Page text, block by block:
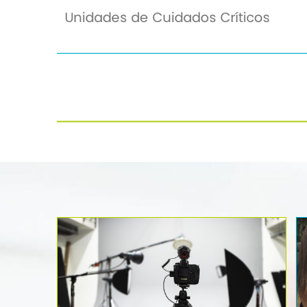
Unidades de Cuidados Críticos